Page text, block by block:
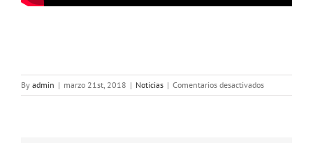
By admin | marzo 21st, 2018 | Noticias | Comentarios desactivadosen
21